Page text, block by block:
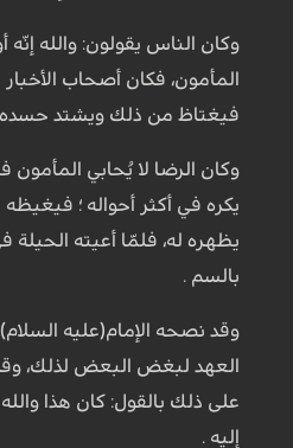
وكان الناس يقولون: والله إنّه
المأمون، فكان أصحاب
فيغتاظ من ذلك ويشتد
وكان الرضا لا يُحابي
يكره في أكثر أحواله ؛ فيغيظه
يظهره له، فلمّا أعيته الحيلة
بالسم .
وقد نصحه الإمام(عليه
العهد لبغض البعض لذلك،
على ذلك بالقول: كان هذا
إليه .